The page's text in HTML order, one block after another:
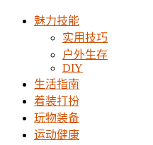
魅力技能
实用技巧
户外生存
DIY
生活指南
着装打扮
玩物装备
运动健康